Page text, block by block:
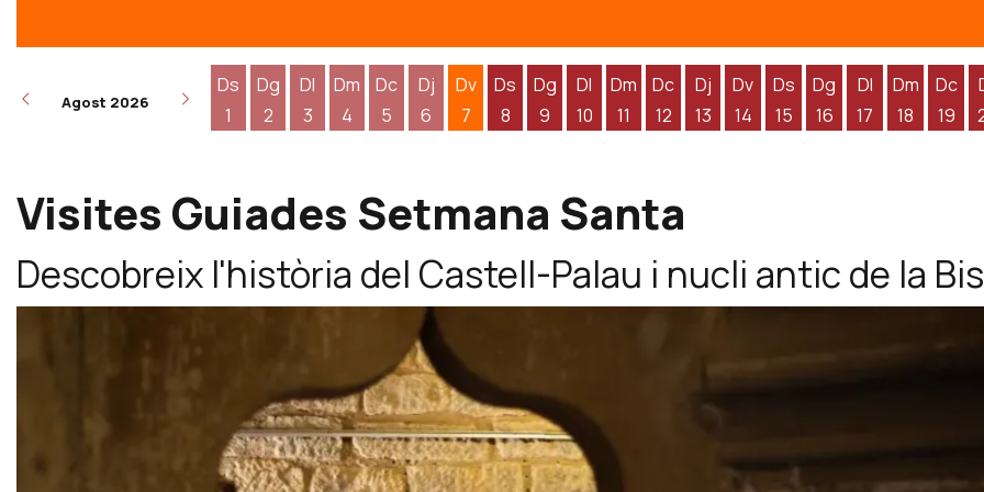
Agost 2026
Ds
1
Dg
2
Dl
3
Dm
4
Dc
5
Dj
6
Dv
7
Ds
8
Dg
9
Dl
10
Dm
11
Dc
12
Dj
13
Dv
14
Ds
15
Dg
16
Dl
17
Dm
18
Dc
19
Visites Guiades Setmana Santa
Descobreix l'història del Castell-Palau i nucli antic de la